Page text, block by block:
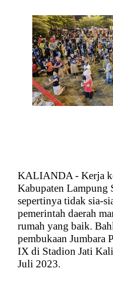
KALIANDA - Kerja
Kabupaten Lampung
sepertinya tidak sia-
pemerintah daerah
rumah yang baik.
pembukaan Jumbara
IX di Stadion Jati
Juli 2023.